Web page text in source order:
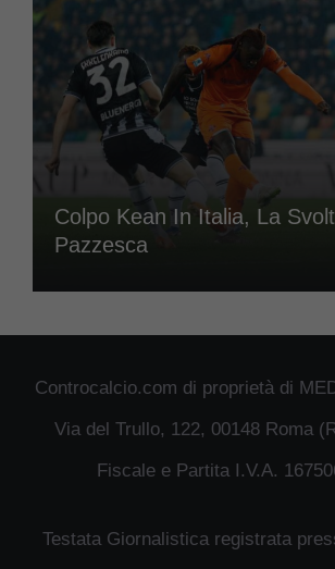
Colpo Kean In Italia, La
Pazzesca
Controcalcio.com di proprietà di
Via del Trullo, 122, 00148 Roma
Fiscale e Partita I.V.A.
Testata Giornalistica registrata